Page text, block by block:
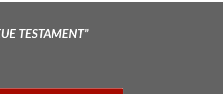
TESTAMENT”